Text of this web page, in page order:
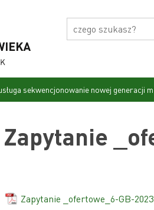
sekwencjonowanie nowej generacji
Zapytanie
Zapytanie _ofertowe_6-GB-2023